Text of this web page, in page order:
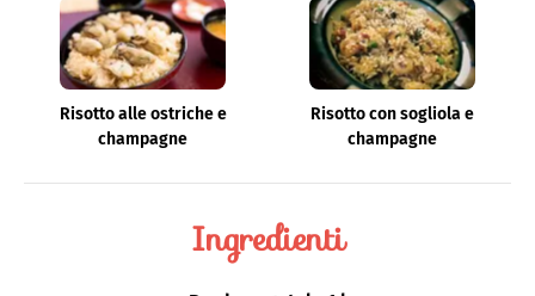
Risotto alle ostriche e
champagne
Risotto con sogliola e
champagne
Ingredienti